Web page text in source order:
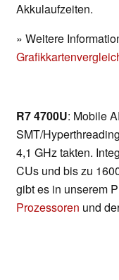
Akkulaufzeiten.
» Weitere
R7 4700U: Mobile
SMT/
4,1 GHz takten.
CUs und bis zu
gibt es in unserem
Prozessoren und